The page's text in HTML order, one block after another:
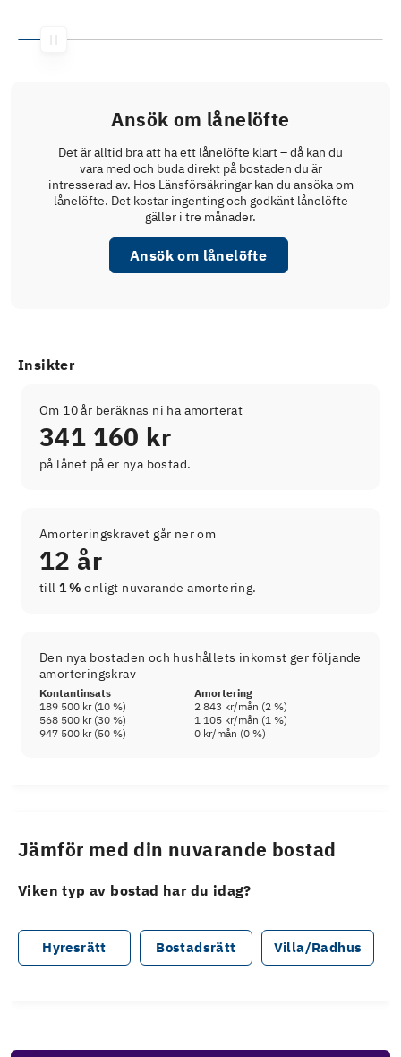
Ansök om lånelöfte
Det är alltid bra att ha ett lånelöfte klart – då kan du
vara med och buda direkt på bostaden du är
intresserad av. Hos Länsförsäkringar kan du ansöka om
lånelöfte. Det kostar ingenting och godkänt lånelöfte
gäller i tre månader.
Ansök om lånelöfte
Insikter
Om 10 år beräknas ni ha amorterat
341 160 kr
på lånet på er nya bostad.
Amorteringskravet går ner om
12 år
till 1 % enligt nuvarande amortering.
Den nya bostaden och hushållets inkomst ger följande
amorteringskrav
Kontantinsats
Amortering
189 500 kr(10 %) 2 843 kr/mån (2 %)
568 500 kr(30 %) 1 105 kr/mån (1 %)
947 500 kr(50 %) 0 kr/mån (0 %)
Jämför med din nuvarande bostad
Viken typ av bostad har du idag?
Hyresrätt Bostadsrätt Villa/Radhus